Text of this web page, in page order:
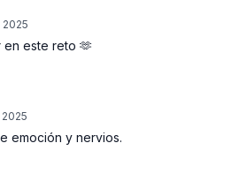
en este reto 🫶
emoción y nervios.